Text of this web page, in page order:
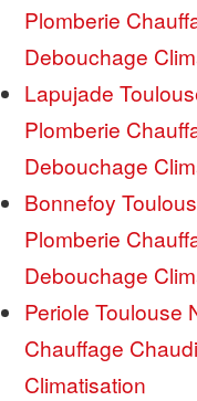
Plomberie
Debouchage
Lapujade
Plomberie
Debouchage
Bonnefoy
Plomberie
Debouchage
Periole Toulouse
Chauffage
Climatisation